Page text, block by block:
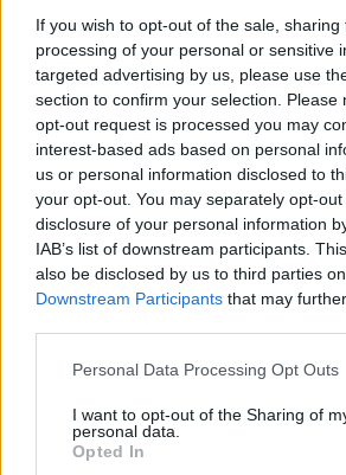
If you wish to opt-out of the sale,
processing of your personal or sensitive
targeted advertising by us, please use
section to confirm your selection. Please
opt-out request is processed you may
interest-based ads based on personal
us or personal information disclosed to
your opt-out. You may separately opt-
disclosure of your personal information
IAB’s list of downstream participants.
also be disclosed by us to third parties
Downstream Participants that may
Personal Data Processing Opt Outs
I want to opt-out of the Sharing of
personal data.
Opted In
reflètent seulement une image fidèle des
aux utilisateurs et pas celle du
N’oubliez-pas que les expériences
individus et que pour tout avis médical, il
contact avec votre médecin ou votre